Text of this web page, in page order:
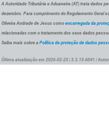
A Autoridade Tributária e Aduaneira (AT) trata dados
dezembro. Para cumprimento do Regulamento Geral
Oliveira Andrade de Jesus como encarregada da
relacionadas com o tratamento dos seus dados
Saiba mais sobre a Política de proteção de dados
Última atualização em 2026-02-25 | 3.3.15-6041 |